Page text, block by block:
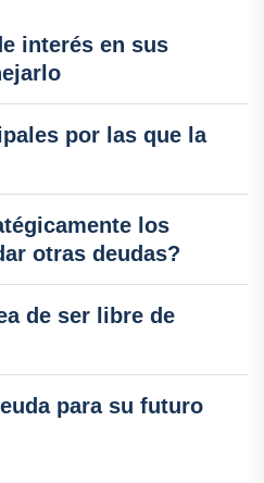
interés en sus
por las que la
los
otras deudas?
de ser libre de
para su futuro